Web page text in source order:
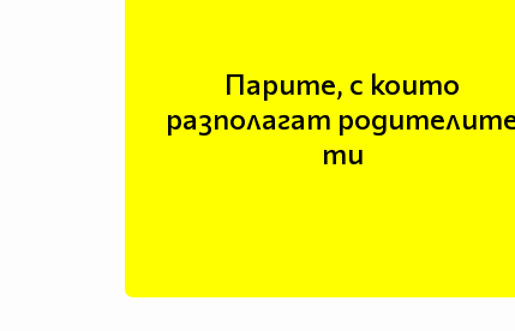
Парите, с които
разполагат
ти